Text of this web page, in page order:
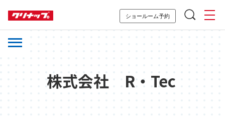
ショールーム予約
株式会社 R・Tec